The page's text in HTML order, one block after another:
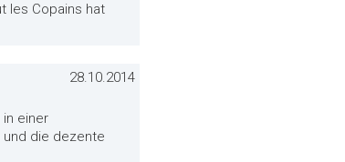
les Copains hat
28.10.2014
einer
die dezente